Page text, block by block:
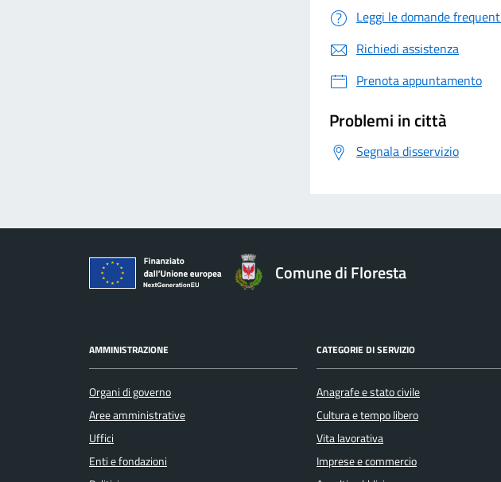
Leggi le domande
Richiedi assistenza
Prenota appuntamento
Problemi in città
Segnala disservizio
Comune di Floresta
AMMINISTRAZIONE
Organi di governo
Aree amministrative
Uffici
Enti e fondazioni
CATEGORIE DI SERVIZIO
Anagrafe e stato civile
Cultura e tempo libero
Vita lavorativa
Imprese e commercio